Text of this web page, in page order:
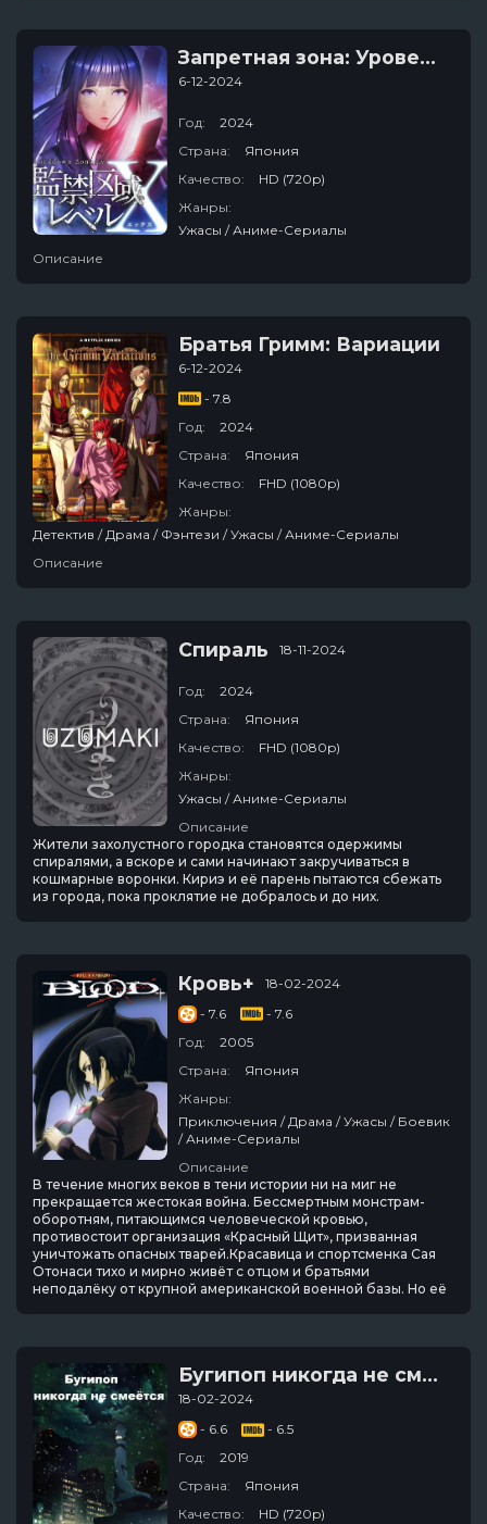
Запретная зона: Уровень X
6-12-2024
Год:
2024
Страна:
Япония
Качество:
HD (720p)
Жанры:
Ужасы / Аниме-Сериалы
Описание
Братья Гримм: Вариации
6-12-2024
- 7.8
Год:
2024
Страна:
Япония
Качество:
FHD (1080p)
Жанры:
Детектив / Драма / Фэнтези / Ужасы / Аниме-Сериалы
Описание
Спираль 18-11-2024
Год:
2024
Страна:
Япония
Качество:
FHD (1080p)
Жанры:
Ужасы / Аниме-Сериалы
Описание
Жители захолустного городка становятся одержимы
спиралями, а вскоре и сами начинают закручиваться в
кошмарные воронки. Кириэ и её парень пытаются сбежать
из города, пока проклятие не добралось и до них.
Кровь+
18-02-2024
- 7.6
- 7.6
Год:
2005
Страна:
Япония
Жанры:
Приключения / Драма / Ужасы / Боевик
/ Аниме-Сериалы
Описание
В течение многих веков в тени истории ни на миг не
прекращается жестокая война. Бессмертным монстрам-
оборотням, питающимся человеческой кровью,
противостоит организация «Красный Щит», призванная
уничтожать опасных тварей.Красавица и спортсменка Сая
Отонаси тихо и мирно живёт с отцом и братьями
неподалёку от крупной американской военной базы. Но её
Бугипоп никогда не смеётся
18-02-2024
- 6.6
- 6.5
Год:
2019
Страна:
Япония
Качество:
HD (720p)